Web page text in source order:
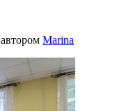
автором Marina